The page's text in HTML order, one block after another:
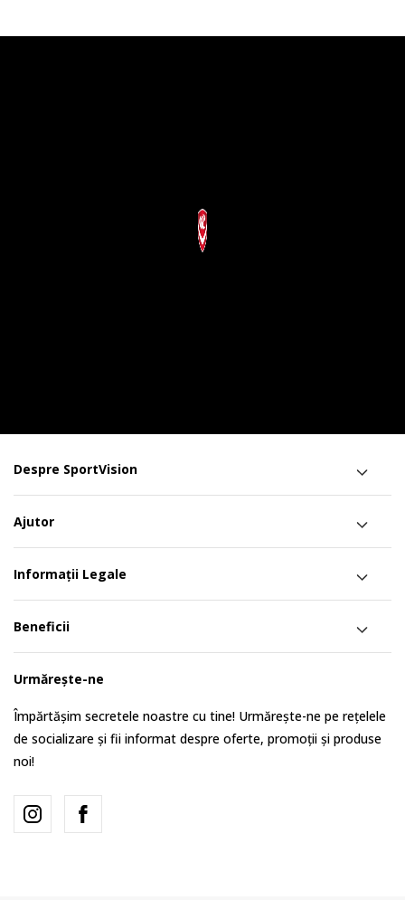
Despre SportVision
Ajutor
Informații Legale
Beneficii
Urmărește-ne
Împărtășim secretele noastre cu tine! Urmărește-ne pe rețelele
de socializare și fii informat despre oferte, promoții și produse
noi!